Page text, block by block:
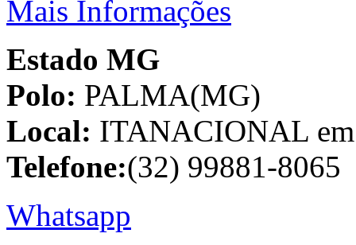
Mais Informações
Estado MG
Polo: PALMA(MG)
Local: ITANACIONAL
Telefone:(32) 99881-8065
Whatsapp